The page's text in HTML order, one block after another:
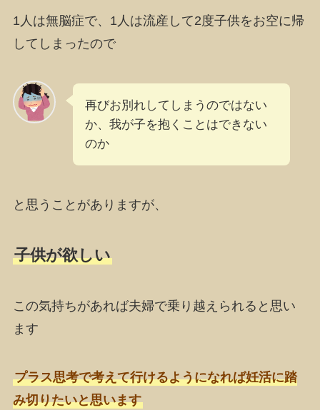
1人は無脳症で、1人は流産して2度子供をお空に帰
してしまったので
再びお別れしてしまうのではない
か、我が子を抱くことはできない
のか
と思うことがありますが、
子供が欲しい
この気持ちがあれば夫婦で乗り越えられると思い
ます
プラス思考で考えて行けるようになれば妊活に踏
み切りたいと思います